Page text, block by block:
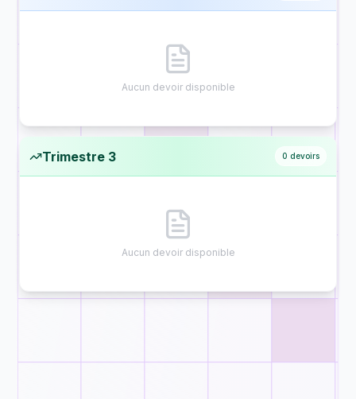
Aucun devoir disponible
Trimestre 3 0 devoirs
Aucun devoir disponible